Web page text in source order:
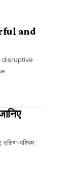
and
disruptive
पश्चिम